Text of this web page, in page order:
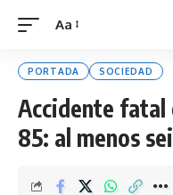
Font
Aa
PORTADA SOCIEDAD
Accidente fatal
85: al menos